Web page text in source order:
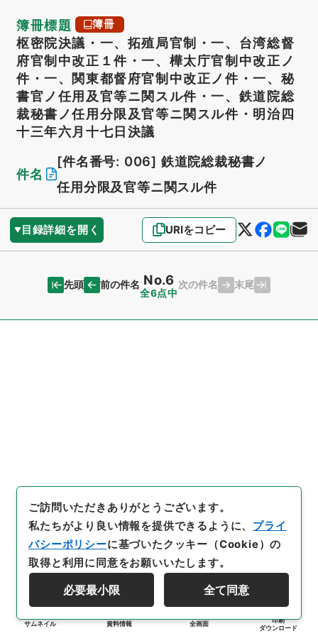
簿冊標題 簿冊
枢密院決議・一、拓殖局官制・一、台湾総督
府官制中改正１件・一、樺太庁官制中改正ノ
件・一、関東都督府官制中改正ノ件・一、秘
書官ノ任用及官等ニ関スル件・一、鉄道院総
裁秘書ノ任用分限及官等ニ関スル件・明治四
十三年六月十七日決議
件名
[件名番号: 006] 鉄道院総裁秘書ノ
任用分限及官等ニ関スル件
目録詳細を開く URIをコピー
先頭 前の件名 No.6
全6点中
次の件名 末尾
サムネイル 資料情報 全画面
印刷
ダウンロード
ご訪問いただきありがとうございます。
私たちがより良い情報を提供できるように、 プライ
バシーポリシーに基づいたクッキー（Cookie）の
取得と利用に同意をお願いいたします。
必要最小限 全て同意